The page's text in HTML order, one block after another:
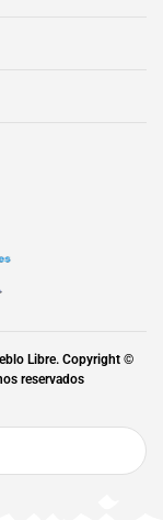
Libre. Copyright ©
reservados